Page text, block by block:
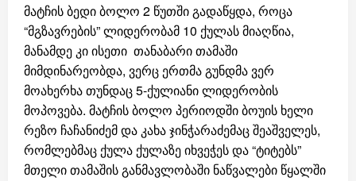
მატჩის ბედი ბოლო 2 წუთში გადაწყდა, როცა
“მგზავრების” ლიდერობამ 10 ქულას მიაღწია,
მანამდე კი ისეთი თანაბარი თამაში
მიმდინარეობდა, ვერც ერთმა გუნდმა ვერ
მოახერხა თუნდაც 5-ქულიანი ლიდერობის
მოპოვება. მატჩის ბოლო პერიოდში ბოუის ხელი
რეზო ჩაჩანიძემ და კახა ჯინჭარაძემაც შეაშველეს,
რომლებმაც ქულა ქულაზე იხვეჭეს და “ტიტებს”
მთელი თამაშის განმავლობაში ნაწვალები წყალში